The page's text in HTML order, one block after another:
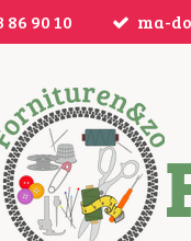
86 90 10 ma-